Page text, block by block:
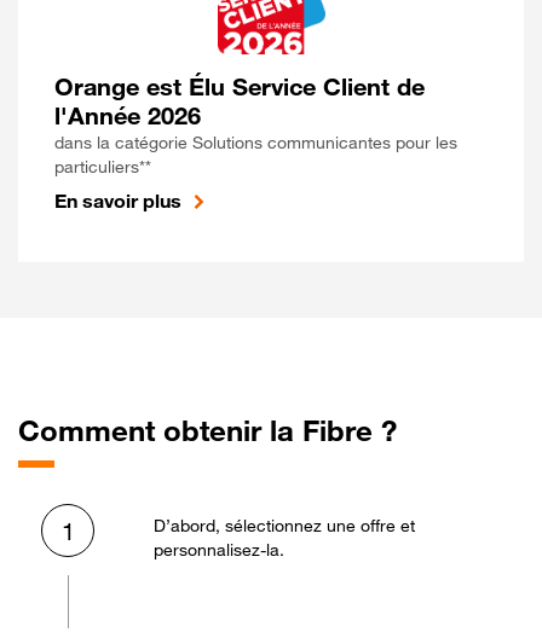
Orange est Élu Service Client de
l'Année 2026
dans la catégorie Solutions communicantes pour les
particuliers**
En savoir plus
Comment obtenir la Fibre ?
1
D’abord, sélectionnez une offre et
personnalisez-la.